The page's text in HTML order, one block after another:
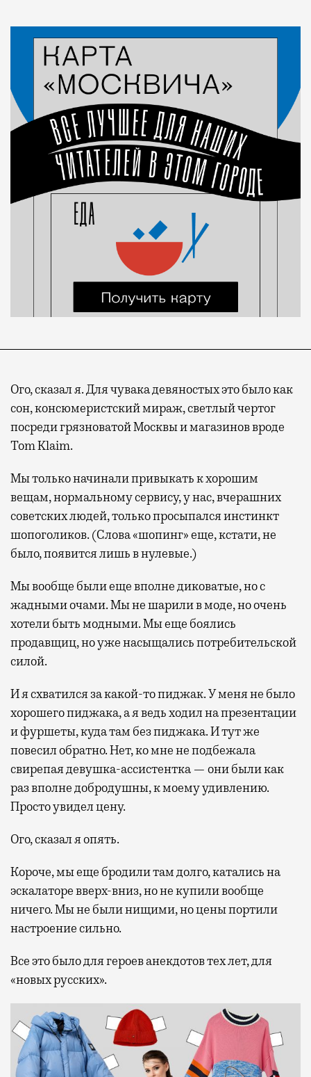
Ого, сказал я. Для чувака девяностых это было как
сон, консюмеристский мираж, светлый чертог
посреди грязноватой Москвы и магазинов вроде
Tom Klaim.
Мы только начинали привыкать к хорошим
вещам, нормальному сервису, у нас, вчерашних
советских людей, только просыпался инстинкт
шопоголиков. (Слова «шопинг» еще, кстати, не
было, появится лишь в нулевые.)
Мы вообще были еще вполне диковатые, но с
жадными очами. Мы не шарили в моде, но очень
хотели быть модными. Мы еще боялись
продавщиц, но уже насыщались потребительской
силой.
И я схватился за какой-то пиджак. У меня не было
хорошего пиджака, а я ведь ходил на презентации
и фуршеты, куда там без пиджака. И тут же
повесил обратно. Нет, ко мне не подбежала
свирепая девушка-ассистентка — они были как
раз вполне добродушны, к моему удивлению.
Просто увидел цену.
Ого, сказал я опять.
Короче, мы еще бродили там долго, катались на
эскалаторе вверх-вниз, но не купили вообще
ничего. Мы не были нищими, но цены портили
настроение сильно.
Все это было для героев анекдотов тех лет, для
«новых русских».